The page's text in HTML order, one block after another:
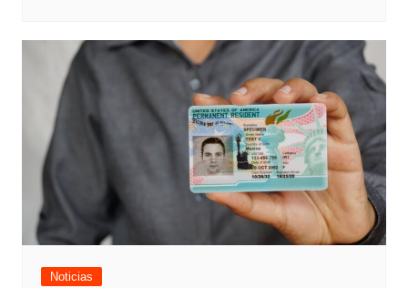
Noticias